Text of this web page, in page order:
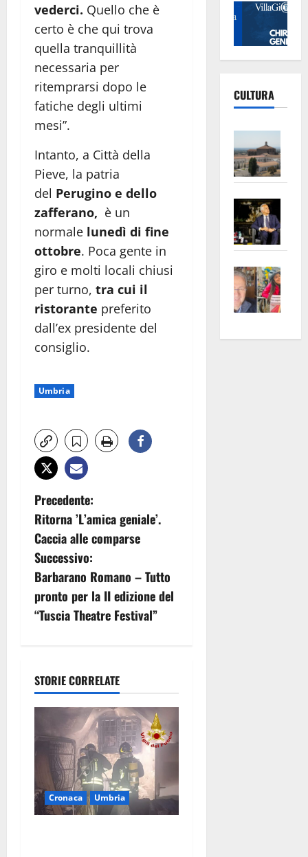
vederci. Quello che è
certo è che qui trova
quella tranquillità
necessaria per
ritemprarsi dopo le
fatiche degli ultimi
mesi”.
Intanto, a Città della
Pieve, la patria
del Perugino e dello
zafferano, è un
normale lunedì di fine
ottobre. Poca gente in
giro e molti locali chiusi
per turno, tra cui il
ristorante preferito
dall’ex presidente del
consiglio.
Umbria
N
a
v
i
g
z
i
o
n
e
a
Precedente:
Ritorna ’L’amica geniale’.
Caccia alle comparse
Successivo:
Barbarano Romano – Tutto
pronto per la II edizione del
“Tuscia Theatre Festival”
STORIE CORRELATE
Cronaca Umbria
CULTURA
euro
apre